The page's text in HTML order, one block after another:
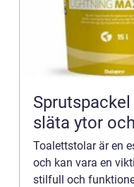
Sprutspackel effektiv väg till
släta ytor
Toalettstolar är en
och kan vara en
stilfull och